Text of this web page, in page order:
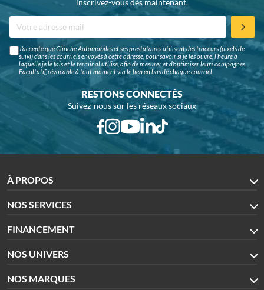
inscrivez-vous dès maintenant.
J'accepte que Glinche Automobiles et ses prestataires utilisent des traceurs (pixels de
suivi) dans les courriels envoyés à cette adresse, pour savoir si je les ouvre, l'heure à
laquelle je le fais et le terminal utilisé, afin de mesurer et d'optimiser leurs campagnes.
Facultatif, révocable à tout moment via le lien en bas de chaque courriel.
RESTONS CONNECTÉS
Suivez-nous sur les réseaux sociaux
À PROPOS
NOS SERVICES
FINANCEMENT
NOS UNIVERS
NOS MARQUES